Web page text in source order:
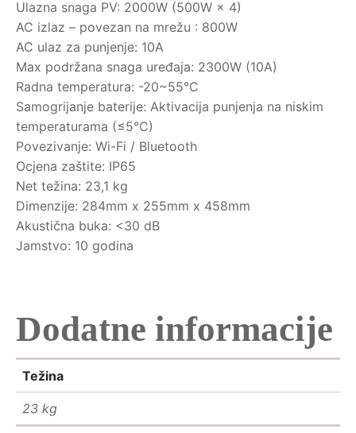
Ulazna snaga PV: 2000W (500W × 4)
AC izlaz – povezan na mrežu : 800W
AC ulaz za punjenje: 10A
Max podržana snaga uređaja: 2300W (10A)
Radna temperatura: -20~55°C
Samogrijanje baterije: Aktivacija punjenja na niskim
temperaturama (≤5°C)
Povezivanje: Wi-Fi / Bluetooth
Ocjena zaštite: IP65
Net težina: 23,1 kg
Dimenzije: 284mm x 255mm x 458mm
Akustična buka: <30 dB
Jamstvo: 10 godina
Dodatne informacije
Težina
23 kg